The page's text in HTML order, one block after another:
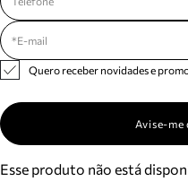
Quero receber novidades e
Avise-me
Esse produto não está